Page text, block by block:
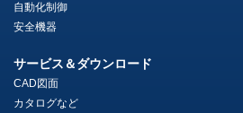
自動化制御
安全機器
サービス＆ダウンロード
CAD図面
カタログなど